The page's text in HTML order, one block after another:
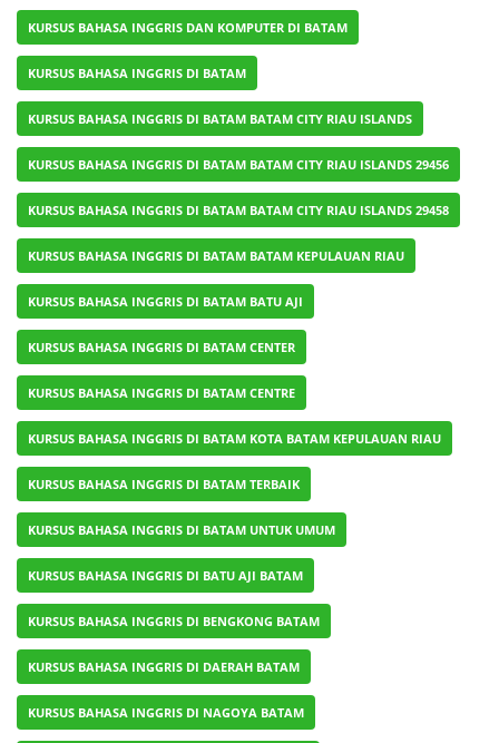
KURSUS BAHASA INGGRIS DAN KOMPUTER DI BATAM
KURSUS BAHASA INGGRIS DI BATAM
KURSUS BAHASA INGGRIS DI BATAM BATAM CITY RIAU ISLANDS
KURSUS BAHASA INGGRIS DI BATAM BATAM CITY RIAU ISLANDS 29456
KURSUS BAHASA INGGRIS DI BATAM BATAM CITY RIAU ISLANDS 29458
KURSUS BAHASA INGGRIS DI BATAM BATAM KEPULAUAN RIAU
KURSUS BAHASA INGGRIS DI BATAM BATU AJI
KURSUS BAHASA INGGRIS DI BATAM CENTER
KURSUS BAHASA INGGRIS DI BATAM CENTRE
KURSUS BAHASA INGGRIS DI BATAM KOTA BATAM KEPULAUAN RIAU
KURSUS BAHASA INGGRIS DI BATAM TERBAIK
KURSUS BAHASA INGGRIS DI BATAM UNTUK UMUM
KURSUS BAHASA INGGRIS DI BATU AJI BATAM
KURSUS BAHASA INGGRIS DI BENGKONG BATAM
KURSUS BAHASA INGGRIS DI DAERAH BATAM
KURSUS BAHASA INGGRIS DI NAGOYA BATAM